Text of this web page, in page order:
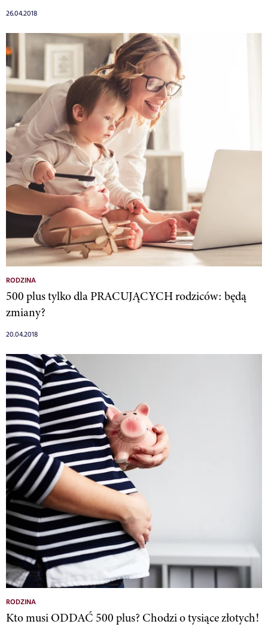
26.04.2018
RODZINA
500 plus tylko dla PRACUJĄCYCH rodziców: będą
zmiany?
20.04.2018
RODZINA
Kto musi ODDAĆ 500 plus? Chodzi o tysiące złotych!